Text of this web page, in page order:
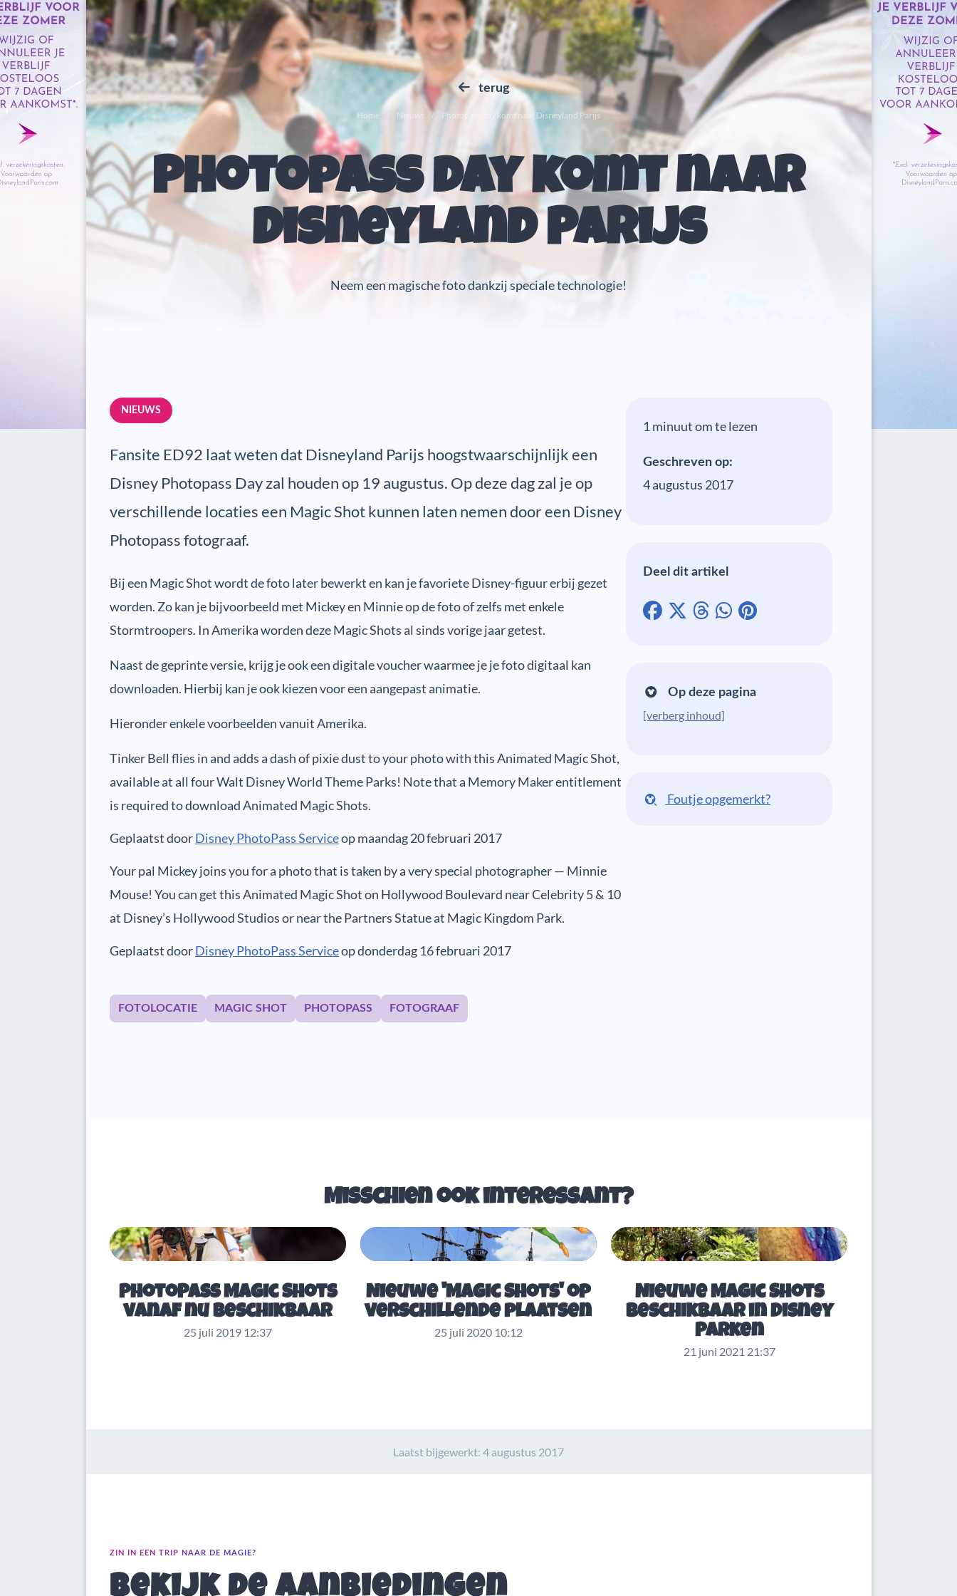
terug
Home Nieuws Photopass day komt naar Disneyland Parijs
Photopass day komt naar
Disneyland Parijs
Neem een magische foto dankzij speciale technologie!
1 minuut om te lezen
Geschreven op:
4 augustus 2017
Deel dit artikel
Op deze pagina
[verberg inhoud]
Foutje opgemerkt?
NIEUWS
Fansite ED92 laat weten dat Disneyland Parijs hoogstwaarschijnlijk een
Disney Photopass Day zal houden op 19 augustus. Op deze dag zal je op
verschillende locaties een Magic Shot kunnen laten nemen door een Disney
Photopass fotograaf.
Bij een Magic Shot wordt de foto later bewerkt en kan je favoriete Disney-figuur erbij gezet
worden. Zo kan je bijvoorbeeld met Mickey en Minnie op de foto of zelfs met enkele
Stormtroopers. In Amerika worden deze Magic Shots al sinds vorige jaar getest.
Naast de geprinte versie, krijg je ook een digitale voucher waarmee je je foto digitaal kan
downloaden. Hierbij kan je ook kiezen voor een aangepast animatie.
Hieronder enkele voorbeelden vanuit Amerika.
Tinker Bell flies in and adds a dash of pixie dust to your photo with this Animated Magic Shot,
available at all four Walt Disney World Theme Parks! Note that a Memory Maker entitlement
is required to download Animated Magic Shots.
Geplaatst doorDisney PhotoPass Serviceop maandag 20 februari 2017
Your pal Mickey joins you for a photo that is taken by a very special photographer — Minnie
Mouse! You can get this Animated Magic Shot on Hollywood Boulevard near Celebrity 5 & 10
at Disney’s Hollywood Studios or near the Partners Statue at Magic Kingdom Park.
Geplaatst doorDisney PhotoPass Serviceop donderdag 16 februari 2017
FOTOLOCATIE MAGIC SHOT PHOTOPASS FOTOGRAAF
Misschien ook interessant?
PhotoPass Magic Shots
vanaf nu beschikbaar
25 juli 2019 12:37
Nieuwe 'Magic Shots' op
verschillende plaatsen
25 juli 2020 10:12
Nieuwe Magic Shots
beschikbaar in Disney
Parken
21 juni 2021 21:37
Laatst bijgewerkt: 4 augustus 2017
ZIN IN EEN TRIP NAAR DE MAGIE?
Bekijk de aanbiedingen